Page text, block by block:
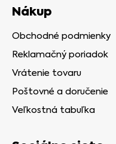
Nákup
Obchodné podmienky
Reklamačný poriadok
Vrátenie tovaru
Poštovné a doručenie
Veľkostná tabuľka